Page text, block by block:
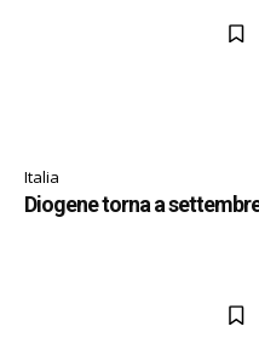
Italia
Diogene torna a